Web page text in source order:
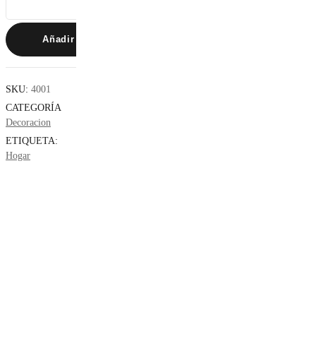
cantidad
Añadir Al Carrito
SKU: 4001
CATEGORÍA
Decoracion
ETIQUETA:
Hogar